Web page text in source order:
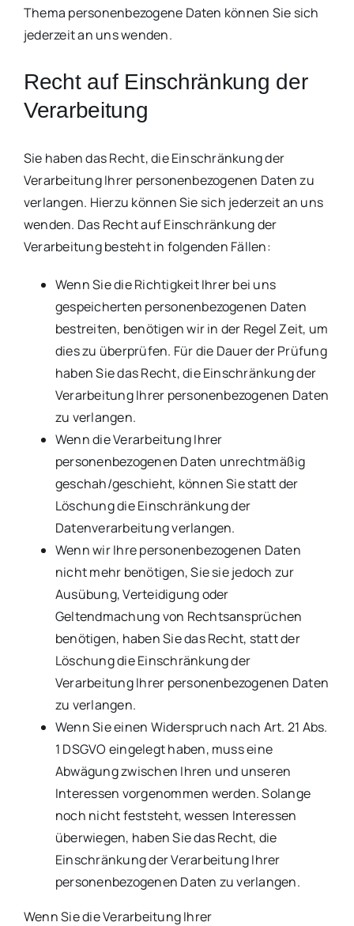
Thema personenbezogene Daten können Sie sich
jederzeit an uns wenden.
Recht auf Einschränkung der
Verarbeitung
Sie haben das Recht, die Einschränkung der
Verarbeitung Ihrer personenbezogenen Daten zu
verlangen. Hierzu können Sie sich jederzeit an uns
wenden. Das Recht auf Einschränkung der
Verarbeitung besteht in folgenden Fällen:
Wenn Sie die Richtigkeit Ihrer bei uns
gespeicherten personenbezogenen Daten
bestreiten, benötigen wir in der Regel Zeit, um
dies zu überprüfen. Für die Dauer der Prüfung
haben Sie das Recht, die Einschränkung der
Verarbeitung Ihrer personenbezogenen Daten
zu verlangen.
Wenn die Verarbeitung Ihrer
personenbezogenen Daten unrechtmäßig
geschah/geschieht, können Sie statt der
Löschung die Einschränkung der
Datenverarbeitung verlangen.
Wenn wir Ihre personenbezogenen Daten
nicht mehr benötigen, Sie sie jedoch zur
Ausübung, Verteidigung oder
Geltendmachung von Rechtsansprüchen
benötigen, haben Sie das Recht, statt der
Löschung die Einschränkung der
Verarbeitung Ihrer personenbezogenen Daten
zu verlangen.
Wenn Sie einen Widerspruch nach Art. 21 Abs.
1 DSGVO eingelegt haben, muss eine
Abwägung zwischen Ihren und unseren
Interessen vorgenommen werden. Solange
noch nicht feststeht, wessen Interessen
überwiegen, haben Sie das Recht, die
Einschränkung der Verarbeitung Ihrer
personenbezogenen Daten zu verlangen.
Wenn Sie die Verarbeitung Ihrer